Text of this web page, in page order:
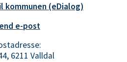
kommunen (eDialog)
e-post
6211 Valldal